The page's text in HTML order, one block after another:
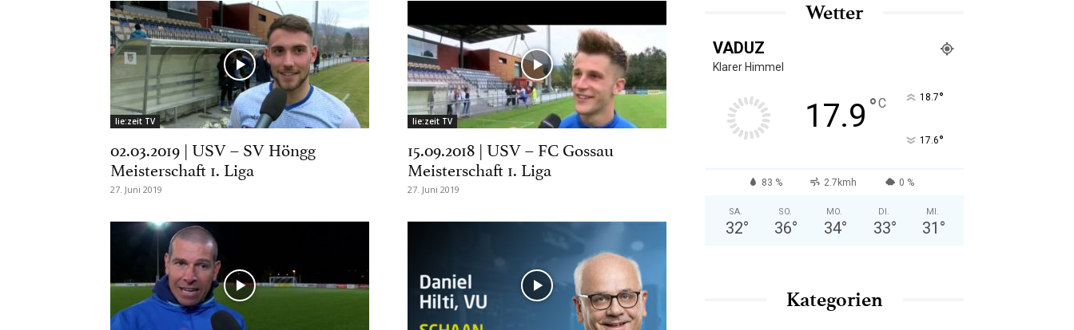
lie:zeit TV
02.03.2019 | USV – SV Höngg
Meisterschaft 1. Liga
27. Juni 2019
lie:zeit TV
15.09.2018 | USV – FC Gossau
Meisterschaft 1. Liga
27. Juni 2019
Wetter
VADUZ
Klarer Himmel
17.9 °C 18.7°
17.6°
83 % 2.7kmh 0 %
SA.
32°
SO.
36°
MO.
34°
DI.
33°
MI.
31 °
Kategorien